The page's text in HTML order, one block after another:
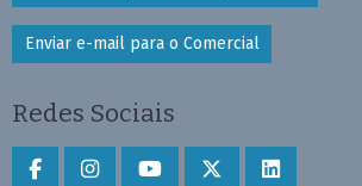
Enviar e-mail para o Comercial
Redes Sociais